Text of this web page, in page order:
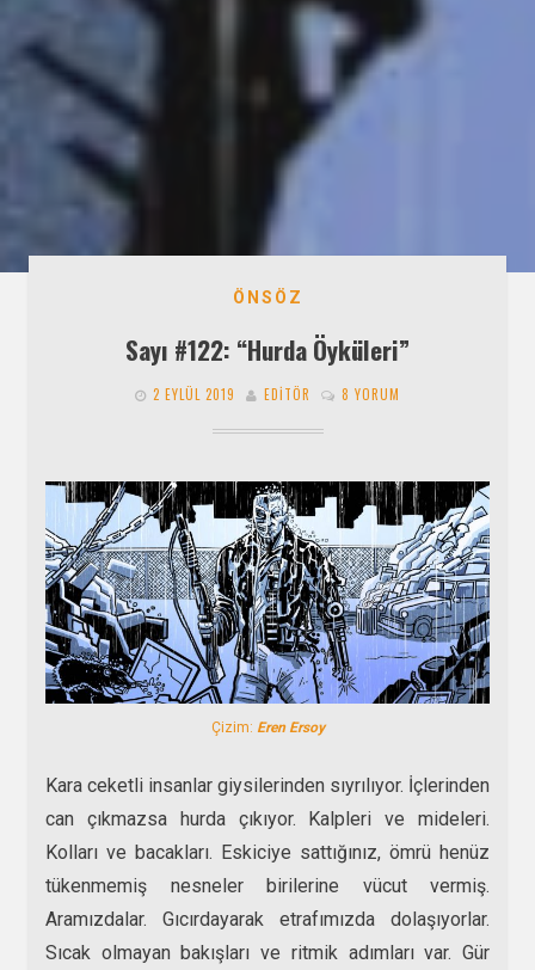
ÖNSÖZ
Sayı #122: “Hurda Öyküleri”
2 EYLÜL 2019 EDITÖR 8 YORUM
Çizim: Eren Ersoy
Kara ceketli insanlar giysilerinden sıyrılıyor. İçlerinden
can çıkmazsa hurda çıkıyor. Kalpleri ve mideleri.
Kolları ve bacakları. Eskiciye sattığınız, ömrü henüz
tükenmemiş nesneler birilerine vücut vermiş.
Aramızdalar. Gıcırdayarak etrafımızda dolaşıyorlar.
Sıcak olmayan bakışları ve ritmik adımları var. Gür